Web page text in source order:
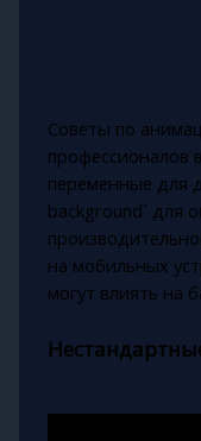
Советы по
профессионалов
переменные для
background` для
на мобильных
могут влиять на